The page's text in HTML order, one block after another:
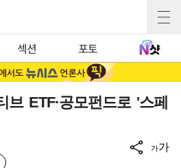
섹션 포토
브 ETF·공모펀드로 '스페
가가